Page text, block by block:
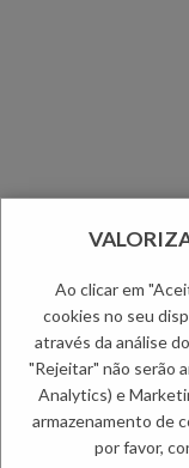
Ao clicar em
cookies no seu
através da análise
"Rejeitar" não serão
Analytics) e
armazenamento de
por favor,